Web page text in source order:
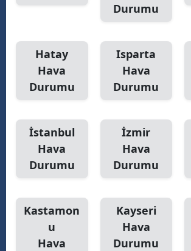
Durumu
Hatay
Hava
Durumu
Isparta
Hava
Durumu
İstanbul
Hava
Durumu
İzmir
Hava
Durumu
Kastamon
u
Hava
Kayseri
Hava
Durumu